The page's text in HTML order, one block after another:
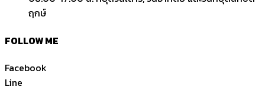
ฤกษ์
FOLLOW ME
Facebook
Line